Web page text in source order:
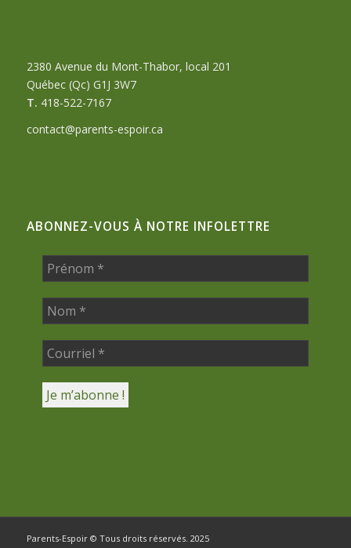
2380 Avenue du Mont-Thabor, local 201
Québec (Qc) G1J 3W7
T. 418-522-7167
contact@parents-espoir.ca
ABONNEZ-VOUS À NOTRE INFOLETTRE
Parents-Espoir © Tous droits réservés. 2025